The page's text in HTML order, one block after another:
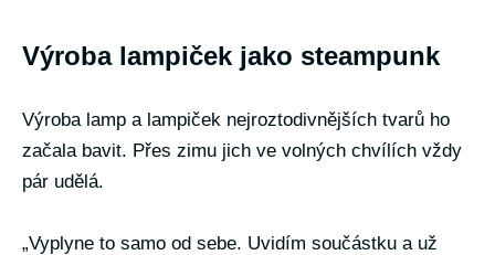
Výroba lampiček jako steampunk
Výroba lamp a lampiček nejroztodivnějších tvarů ho
začala bavit. Přes zimu jich ve volných chvílích vždy
pár udělá.
„Vyplyne to samo od sebe. Uvidím součástku a už